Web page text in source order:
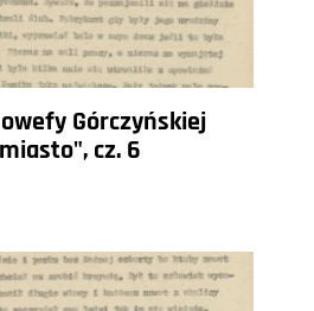
Górczyńskiej
cz. 6